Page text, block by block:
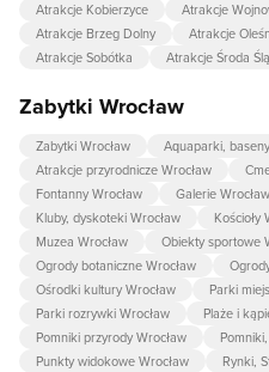
Atrakcje Kobierzyce Atrakcje
Atrakcje Brzeg Dolny
Atrakcje
Atrakcje Sobótka
Atrakcje Środa
Zabytki Wrocław
Zabytki Wrocław
Aquaparki,
Atrakcje przyrodnicze Wrocław
Fontanny Wrocław
Galerie Wrocław
Kluby, dyskoteki Wrocław
Kościoły
Muzea Wrocław
Obiekty sportowe
Ogrody botaniczne Wrocław
Ośrodki kultury Wrocław
Parki
Parki rozrywki Wrocław
Plaże i
Pomniki przyrody Wrocław
Punkty widokowe Wrocław
Rynki,